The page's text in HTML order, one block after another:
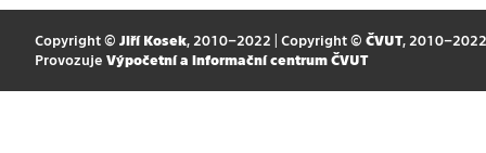
Copyright © Jiří Kosek, 2010–2022 | Copyright © ČVUT, 2010–2022
Provozuje Výpočetní a informační centrum ČVUT